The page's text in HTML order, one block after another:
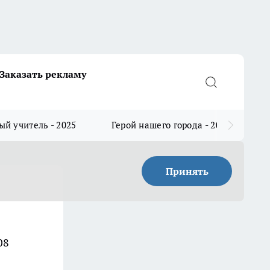
Заказать рекламу
учитель - 2025 Герой нашего города - 2025
Принять